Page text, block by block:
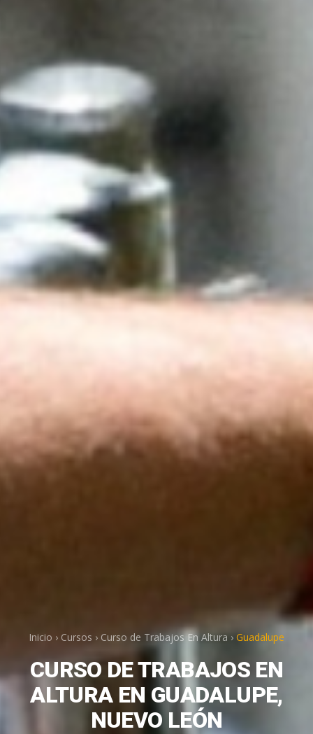
Inicio › Cursos › Curso de Trabajos En Altura › Guadalupe
CURSO DE TRABAJOS EN
ALTURA EN GUADALUPE,
NUEVO LEÓN